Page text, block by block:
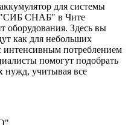
для системы
"СИБ СНАБ" в Чите
оборудования. Здесь вы
как для небольших
интенсивным потреблением
помогут подобрать
нужд, учитывая все